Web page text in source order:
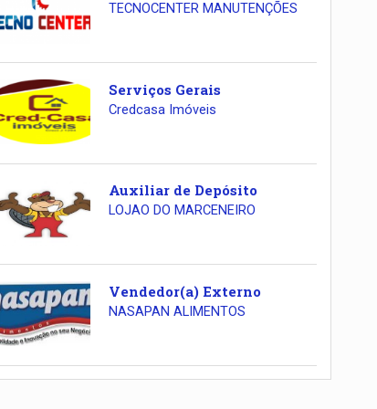
TECNOCENTER MANUTENÇÕES
Serviços Gerais
Credcasa Imóveis
Auxiliar de Depósito
LOJAO DO MARCENEIRO
Vendedor(a) Externo
NASAPAN ALIMENTOS